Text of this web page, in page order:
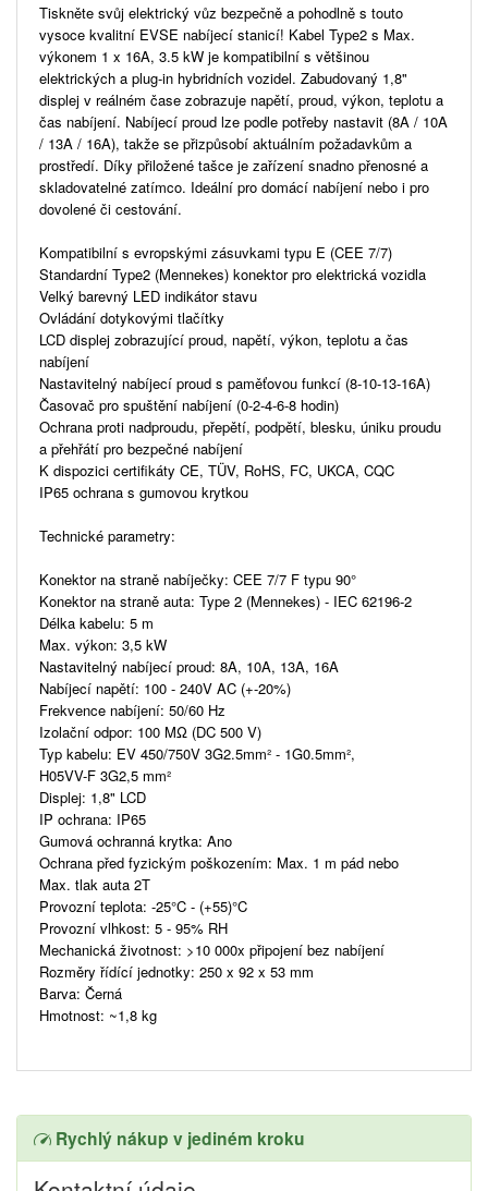
Tiskněte svůj elektrický vůz bezpečně a pohodlně s touto
vysoce kvalitní EVSE nabíjecí stanicí! Kabel Type2 s Max.
výkonem 1 x 16A, 3.5 kW je kompatibilní s většinou
elektrických a plug-in hybridních vozidel. Zabudovaný 1,8"
displej v reálném čase zobrazuje napětí, proud, výkon, teplotu a
čas nabíjení. Nabíjecí proud lze podle potřeby nastavit (8A / 10A
/ 13A / 16A), takže se přizpůsobí aktuálním požadavkům a
prostředí. Díky přiložené tašce je zařízení snadno přenosné a
skladovatelné zatímco. Ideální pro domácí nabíjení nebo i pro
dovolené či cestování.
Kompatibilní s evropskými zásuvkami typu E (CEE 7/7)
Standardní Type2 (Mennekes) konektor pro elektrická vozidla
Velký barevný LED indikátor stavu
Ovládání dotykovými tlačítky
LCD displej zobrazující proud, napětí, výkon, teplotu a čas
nabíjení
Nastavitelný nabíjecí proud s paměťovou funkcí (8-10-13-16A)
Časovač pro spuštění nabíjení (0-2-4-6-8 hodin)
Ochrana proti nadproudu, přepětí, podpětí, blesku, úniku proudu
a přehřátí pro bezpečné nabíjení
K dispozici certifikáty CE, TÜV, RoHS, FC, UKCA, CQC
IP65 ochrana s gumovou krytkou
Technické parametry:
Konektor na straně nabíječky: CEE 7/7 F typu 90°
Konektor na straně auta: Type 2 (Mennekes) - IEC 62196-2
Délka kabelu: 5 m
Max. výkon: 3,5 kW
Nastavitelný nabíjecí proud: 8A, 10A, 13A, 16A
Nabíjecí napětí: 100 - 240V AC (+-20%)
Frekvence nabíjení: 50/60 Hz
Izolační odpor: 100 MΩ (DC 500 V)
Typ kabelu: EV 450/750V 3G2.5mm² - 1G0.5mm²,
H05VV-F 3G2,5 mm²
Displej: 1,8" LCD
IP ochrana: IP65
Gumová ochranná krytka: Ano
Ochrana před fyzickým poškozením: Max. 1 m pád nebo
Max. tlak auta 2T
Provozní teplota: -25°C - (+55)°C
Provozní vlhkost: 5 - 95% RH
Mechanická životnost: >10 000x připojení bez nabíjení
Rozměry řídící jednotky: 250 x 92 x 53 mm
Barva: Černá
Hmotnost: ~1,8 kg
Rychlý nákup v jediném kroku